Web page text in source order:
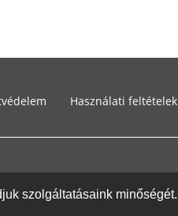
szolgáltatásaink minőségét.
Használati feltételek